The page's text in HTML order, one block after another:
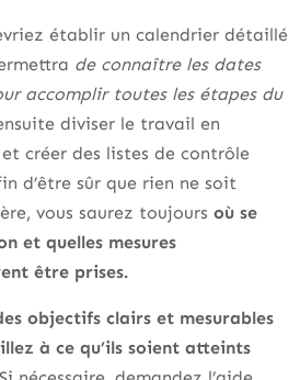
établir un calendrier détaillé
de connaître les dates
accomplir toutes les étapes du
diviser le travail en
créer des listes de contrôle
d’être sûr que rien ne soit
vous saurez toujours où se
et quelles mesures
être prises.
objectifs clairs et mesurables
à ce qu’ils soient atteints